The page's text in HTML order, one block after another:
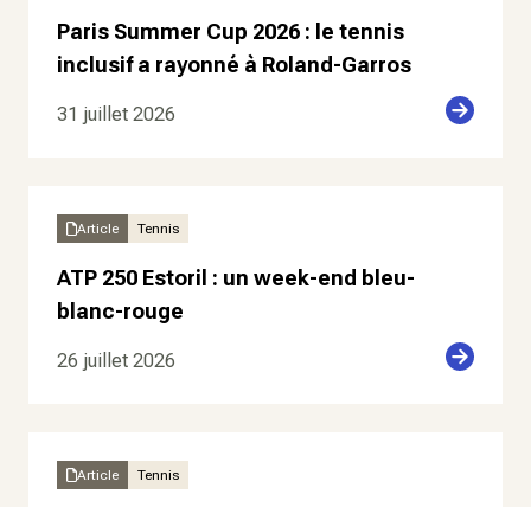
Paris Summer Cup 2026 : le tennis
inclusif a rayonné à Roland-Garros
31 juillet 2026
Article Tennis
ATP 250 Estoril : un week-end bleu-
blanc-rouge
26 juillet 2026
Article Tennis